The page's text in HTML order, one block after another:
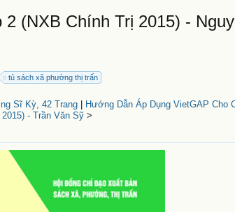
(NXB Chính Trị 2015) -
tủ sách xã phường thị trấn
Sĩ Kỳ, 42 Trang
Hướng Dẫn Áp Dụng VietGAP Cho
- Trần Văn Sỹ>